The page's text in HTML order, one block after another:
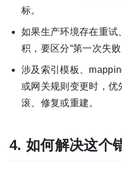
标。
如果生产环境存在重试
积，要区分“第一次失败
涉及索引模板、
或网关规则变更时，优
滚、修复或重建。
4. 如何解决这个